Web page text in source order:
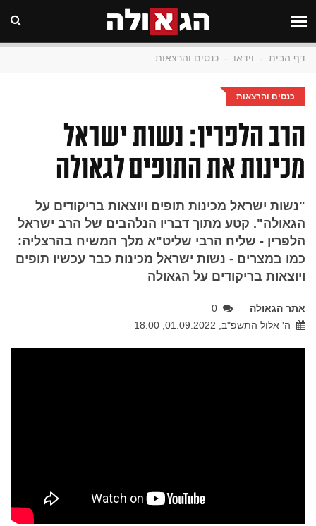
דף הבית - וידאו - כנסים והרצאות
כנסים והרצאות
הרב הלפרין: נשות ישראל
מכינות את התופים לגאולה
"נשות ישראל מכינות תופים ויוצאות בריקודים על
הגאולה". קטע מתוך דבריו הנלהבים של הרב ישראל
הלפרין - שליח הרבי שליט"א מלך המשיח בהרצליה:
כמו במצרים - נשות ישראל מכינות כבר עכשיו תופים
ויוצאות בריקודים על הגאולה
אתר הגאולה
0
ה' אלול התשפ"ב, 01.09.2022, 18:00